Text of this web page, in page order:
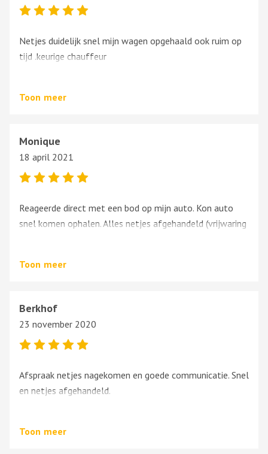
Netjes duidelijk snel mijn wagen opgehaald ook ruim op
tijd .keurige chauffeur
Toon meer
Monique
18 april 2021
Reageerde direct met een bod op mijn auto. Kon auto
snel komen ophalen. Alles netjes afgehandeld (vrijwaring
Toon meer
Berkhof
23 november 2020
Afspraak netjes nagekomen en goede communicatie. Snel
en netjes afgehandeld.
Toon meer